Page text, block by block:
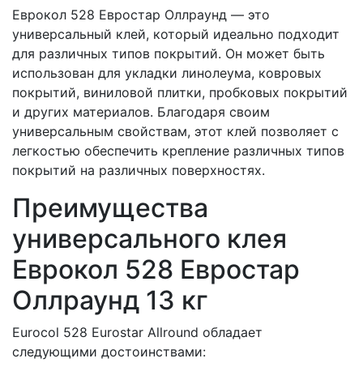
Еврокол 528 Евростар Оллраунд — это
универсальный клей, который идеально подходит
для различных типов покрытий. Он может быть
использован для укладки линолеума, ковровых
покрытий, виниловой плитки, пробковых покрытий
и других материалов. Благодаря своим
универсальным свойствам, этот клей позволяет с
легкостью обеспечить крепление различных типов
покрытий на различных поверхностях.
Преимущества
универсального клея
Еврокол 528 Евростар
Оллраунд 13 кг
Eurocol 528 Eurostar Allround обладает
следующими достоинствами: